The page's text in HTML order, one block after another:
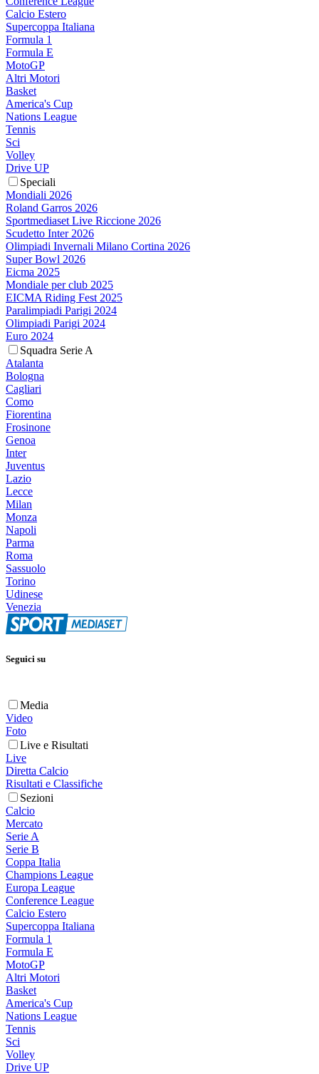
Calcio Estero
Supercoppa Italiana
Formula 1
Formula E
MotoGP
Altri Motori
Basket
America's Cup
Nations League
Tennis
Sci
Volley
Drive UP
Speciali
Mondiali 2026
Roland Garros 2026
Sportmediaset Live Riccione 2026
Scudetto Inter 2026
Olimpiadi Invernali Milano Cortina 2026
Super Bowl 2026
Eicma 2025
Mondiale per club 2025
EICMA Riding Fest 2025
Paralimpiadi Parigi 2024
Olimpiadi Parigi 2024
Euro 2024
Squadra Serie A
Atalanta
Bologna
Cagliari
Como
Fiorentina
Frosinone
Genoa
Inter
Juventus
Lazio
Lecce
Milan
Monza
Napoli
Parma
Roma
Sassuolo
Torino
Udinese
Venezia
Seguici su
Media
Video
Foto
Live e Risultati
Live
Diretta Calcio
Risultati e Classifiche
Sezioni
Calcio
Mercato
Serie A
Serie B
Coppa Italia
Champions League
Europa League
Conference League
Calcio Estero
Supercoppa Italiana
Formula 1
Formula E
MotoGP
Altri Motori
Basket
America's Cup
Nations League
Tennis
Sci
Volley
Drive UP